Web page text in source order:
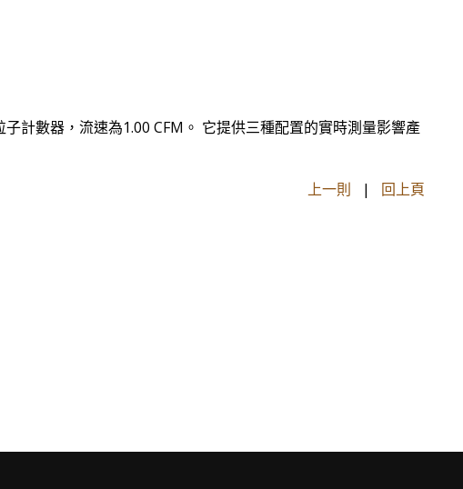
計數器，流速為1.00 CFM。 它提供三種配置的實時測量影響產
上一則 | 回上頁